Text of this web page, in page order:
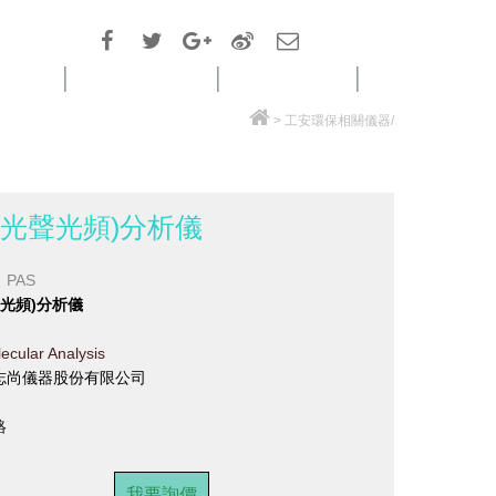
> 工安環保相關儀器/
聲光頻)分析儀
PAS
頻)分析儀
Analysis
尚儀器股份有限公司